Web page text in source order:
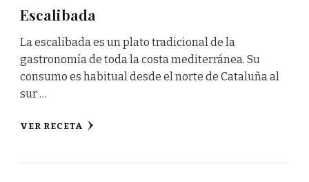
Escalibada
La escalibada es un plato tradicional de la
gastronomía de toda la costa mediterránea. Su
consumo es habitual desde el norte de Cataluña al
sur …
VER RECETA